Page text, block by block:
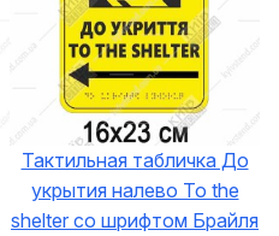
Тактильная табличка До
укрытия налево To the
shelter со шрифтом Брайля